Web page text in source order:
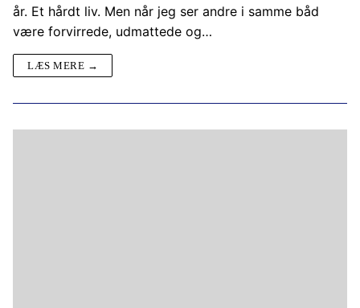
år. Et hårdt liv. Men når jeg ser andre i samme båd
være forvirrede, udmattede og…
LÆS MERE →